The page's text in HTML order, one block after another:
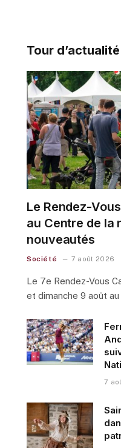
Tour d’actualité
Le Rendez-
au Centre de la
nouveautés
Société 7 août 2026
Le 7e Rendez-Vous
et dimanche 9 août
7